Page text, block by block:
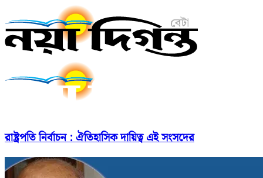
রাষ্ট্রপতি নির্বাচন : ঐতিহাসিক দায়িত্ব এই সংসদের